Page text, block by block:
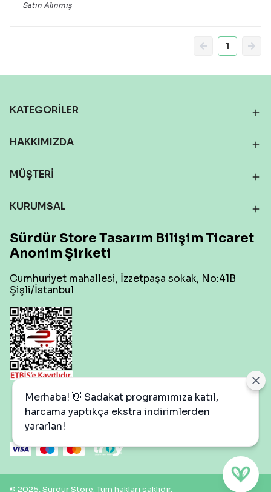
Satın Alınmış
1
KATEGORİLER
HAKKIMIZDA
MÜŞTERİ
KURUMSAL
Sürdür Store Tasarım Bilişim Ticaret
Anonim Şirketi
Cumhuriyet mahallesi, İzzetpaşa sokak, No:41B
Şişli/İstanbul
© 2025, Sürdür Store. Tüm hakları saklıdır.
Merhaba! 👋 Sadakat programımıza katıl,
harcama yaptıkça ekstra indirimlerden
yararlan!